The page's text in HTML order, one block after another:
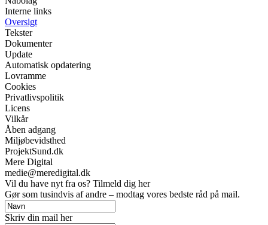
Interne links
Oversigt
Tekster
Dokumenter
Update
Automatisk opdatering
Lovramme
Cookies
Privatlivspolitik
Licens
Vilkår
Åben adgang
Miljøbevidsthed
ProjektSund.dk
Mere Digital
medie@meredigital.dk
Vil du have nyt fra os? Tilmeld dig her
Gør som tusindvis af andre – modtag vores bedste råd på mail.
Skriv din mail her